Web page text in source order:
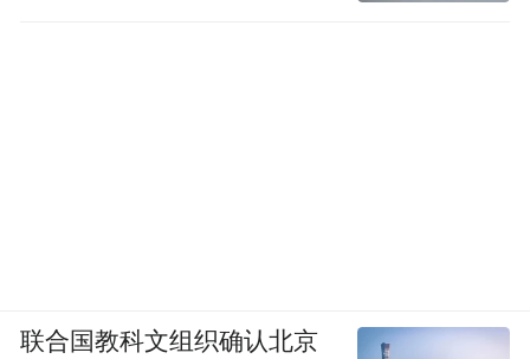
联合国教科文组织确认北京